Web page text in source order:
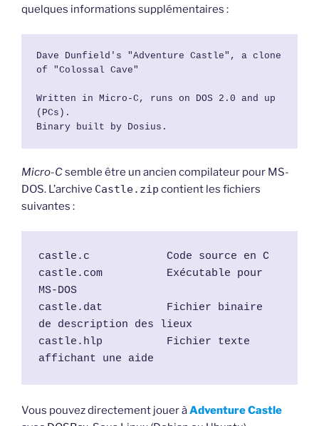
quelques informations supplémentaires :
Dave Dunfield's "Adventure Castle", a clone
of "Colossal Cave"
Written in Micro-C, runs on DOS 2.0 and up
(PCs).
Binary built by Dosius.
Micro-Csemble être un ancien compilateur pour MS-
DOS. L’archive Castle.zip contient les fichiers
suivantes :
castle.c            Code source en C
castle.com          Exécutable pour
MS-DOS
castle.dat          Fichier binaire
de description des lieux
castle.hlp          Fichier texte
affichant une aide
Vous pouvez directement jouer àAdventure Castle